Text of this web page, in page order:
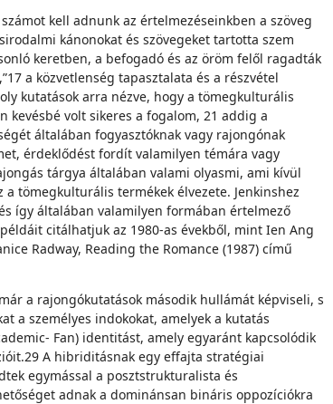
kell adnunk az értelmezéseinkben a szöveg
kánonokat és szövegeket tartotta szem
keretben, a befogadó és az öröm felől ragadták
a közvetlenség tapasztalata és a részvétel
kutatások arra nézve, hogy a tömegkulturális
volt sikeres a fogalom, 21 addig a
általában fogyasztóknak vagy rajongónak
érdeklődést fordít valamilyen témára vagy
tárgya általában valami olyasmi, ami kívül
tömegkulturális termékek élvezete. Jenkinshez
így általában valamilyen formában értelmező
citálhatjuk az 1980-as évekből, mint Ien Ang
Radway, Reading the Romance (1987) című
a rajongókutatások második hullámát képviseli, s
a személyes indokokat, amelyek a kutatás
Fan) identitást, amely egyaránt kapcsolódik
A hibriditásnak egy effajta stratégiai
egymással a posztstrukturalista és
adnak a dominánsan bináris oppozíciókra